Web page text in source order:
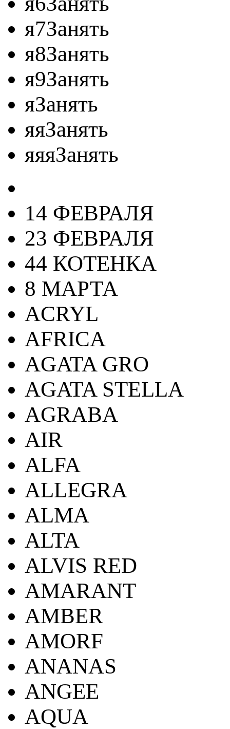
я7Занять
я8Занять
я9Занять
яЗанять
яяЗанять
яяяЗанять
14 ФЕВРАЛЯ
23 ФЕВРАЛЯ
44 КОТЕНКА
8 МАРТА
ACRYL
AFRICA
AGATA GRO
AGATA STELLA
AGRABA
AIR
ALFA
ALLEGRA
ALMA
ALTA
ALVIS RED
AMARANT
AMBER
AMORF
ANANAS
ANGEE
AQUA